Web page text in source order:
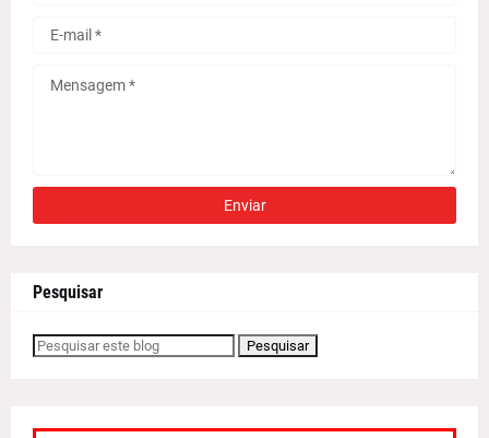
Pesquisar